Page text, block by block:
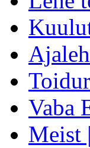
Vaba
Meist